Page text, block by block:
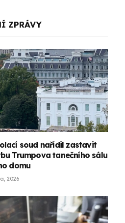
ZPRÁVY
soud nařídil zastavit
Trumpova tanečního sálu
domu
2026